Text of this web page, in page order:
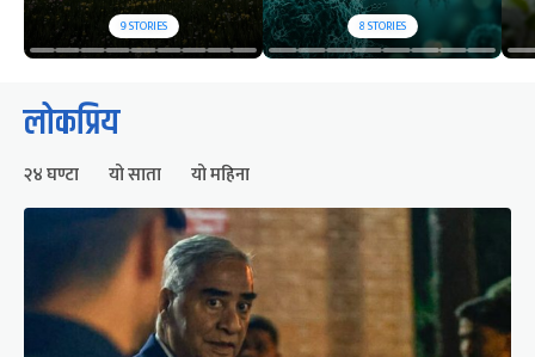
9STORIES 8STORIES
लोकप्रिय
२४ घण्टा यो साता यो महिना